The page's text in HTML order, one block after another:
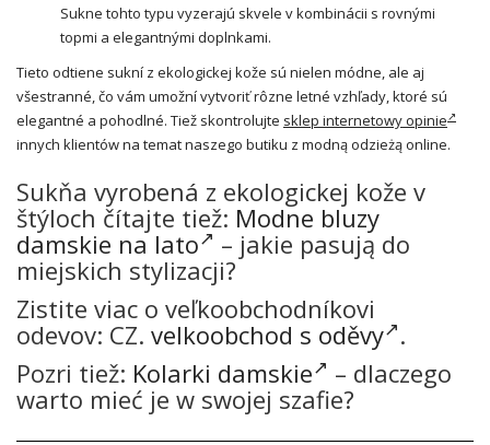
Sukne tohto typu vyzerajú skvele v kombinácii s rovnými
topmi a elegantnými doplnkami.
Tieto odtiene sukní z ekologickej kože sú nielen módne, ale aj
všestranné, čo vám umožní vytvoriť rôzne letné vzhľady, ktoré sú
elegantné a pohodlné. Tiež skontrolujte sklep internetowy opinie
innych klientów na temat naszego butiku z modną odzieżą online.
Sukňa vyrobená z ekologickej kože v
štýloch čítajte tiež: Modne bluzy
damskie na lato
– jakie pasują do
miejskich stylizacji?
Zistite viac o veľkoobchodníkovi
odevov: CZ. velkoobchod s oděvy .
Pozri tiež: Kolarki damskie
– dlaczego
warto mieć je w swojej szafie?